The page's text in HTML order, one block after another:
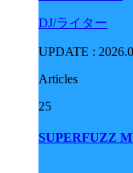
DJ/ライター
UPDATE :
Articles
25
SUPERFUZZ